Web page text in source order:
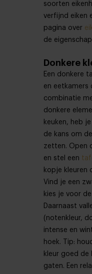
soorten
verfijnd eiken
pagina over
de
Donkere
Een donkere
en eetkamers
combinatie
donkere
keuken, heb
de kans om
zetten. Open
en stel een
kopje kleuren
Vind je een
kies je voor
Daarnaast
(notenkleur,
intense en
hoek. Tip:
kleur goed de
gaten. Een